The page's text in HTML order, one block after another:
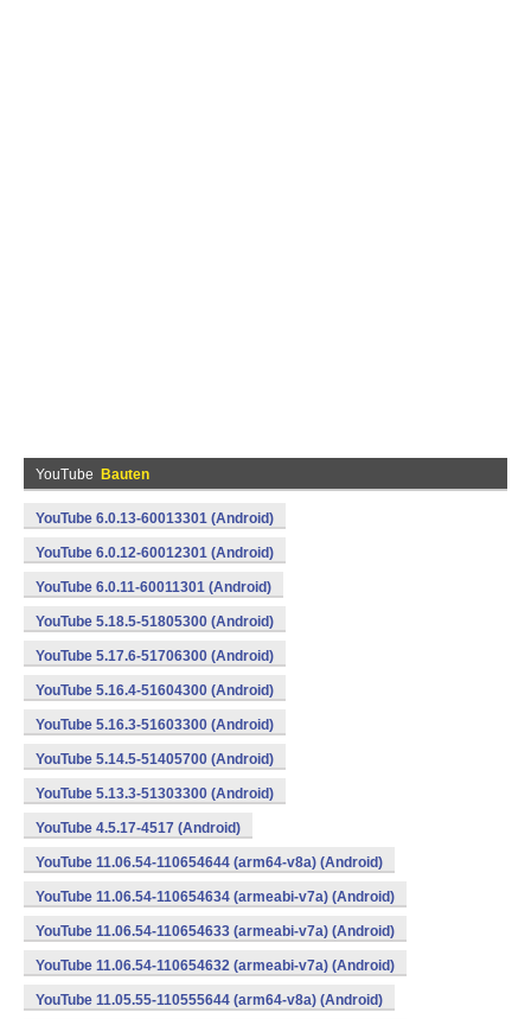
YouTube Bauten
YouTube 6.0.13-60013301 (Android)
YouTube 6.0.12-60012301 (Android)
YouTube 6.0.11-60011301 (Android)
YouTube 5.18.5-51805300 (Android)
YouTube 5.17.6-51706300 (Android)
YouTube 5.16.4-51604300 (Android)
YouTube 5.16.3-51603300 (Android)
YouTube 5.14.5-51405700 (Android)
YouTube 5.13.3-51303300 (Android)
YouTube 4.5.17-4517 (Android)
YouTube 11.06.54-110654644 (arm64-v8a) (Android)
YouTube 11.06.54-110654634 (armeabi-v7a) (Android)
YouTube 11.06.54-110654633 (armeabi-v7a) (Android)
YouTube 11.06.54-110654632 (armeabi-v7a) (Android)
YouTube 11.05.55-110555644 (arm64-v8a) (Android)